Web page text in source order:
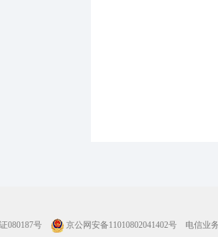
080187号 京公网安备11010802041402号 电信业